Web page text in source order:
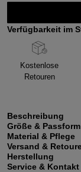
Verfügbarkeit im
Kostenlose
Retouren
Beschreibung
Größe & Passform
Material & Pflege
Versand &
Herstellung
Service & Kontakt